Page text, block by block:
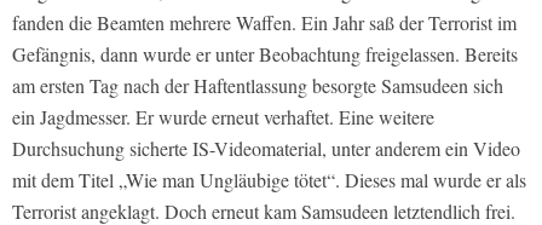
fanden die Beamten mehrere Waffen. Ein Jahr saß der Terrorist im
Gefängnis, dann wurde er unter Beobachtung freigelassen. Bereits
am ersten Tag nach der Haftentlassung besorgte Samsudeen sich
ein Jagdmesser. Er wurde erneut verhaftet. Eine weitere
Durchsuchung sicherte IS-Videomaterial, unter anderem ein Video
mit dem Titel „Wie man Ungläubige tötet“. Dieses mal wurde er als
Terrorist angeklagt. Doch erneut kam Samsudeen letztendlich frei.